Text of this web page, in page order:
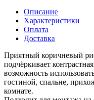
Описание
Характеристики
Оплата
Доставка
Приятный коричневый
подчёркивает
возможность
гостиной, спальне,
комнате.